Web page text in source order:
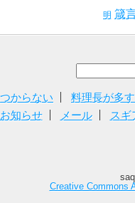
明 箴
からない 料理長が多
知らせ
メール スギ
Creative Commons